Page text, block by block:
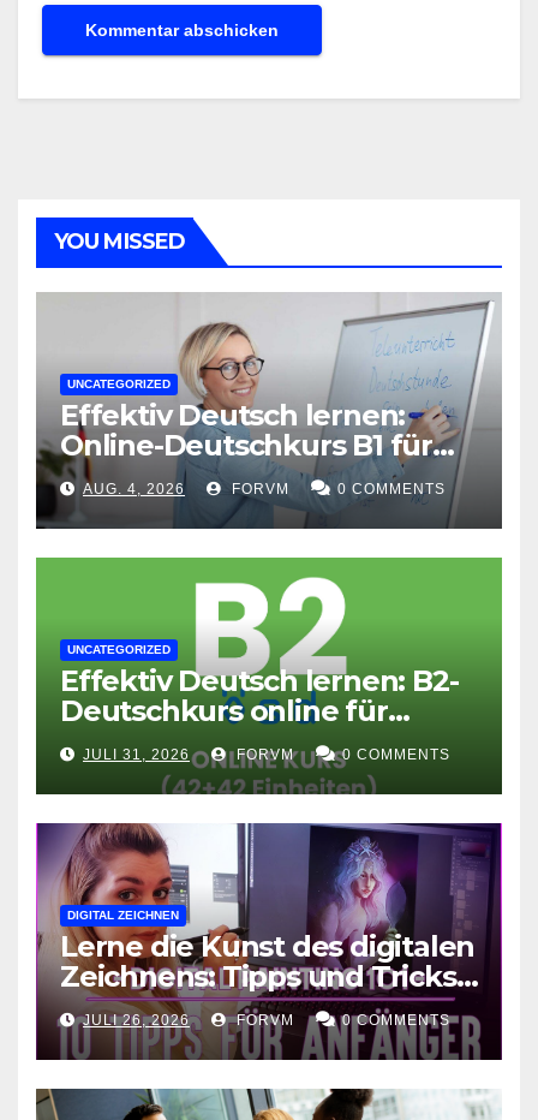
YOU MISSED
UNCATEGORIZED
Effektiv Deutsch lernen:
Online-Deutschkurs B1 für
flexible Lernerfolge
AUG. 4, 2026 FORVM 0 COMMENTS
UNCATEGORIZED
Effektiv Deutsch lernen: B2-
Deutschkurs online für
Fortgeschrittene
JULI 31, 2026 FORVM 0 COMMENTS
DIGITAL ZEICHNEN
Lerne die Kunst des digitalen
Zeichnens: Tipps und Tricks
für kreative Ausdruckskunst
JULI 26, 2026 FORVM 0 COMMENTS